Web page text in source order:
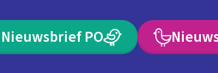
Nieuwsbrief PO